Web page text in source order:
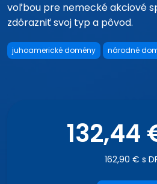
voľbou pre nemecké akciové
zdôrazniť svoj typ a pôvod.
juhoamerické domény národné
132,44
162,90 € s